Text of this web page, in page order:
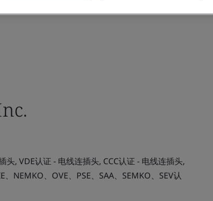
头, VDE认证 - 电线连插头, CCC认证 - 电线连插头,
NEMKO、OVE、PSE、SAA、SEMKO、SEV认